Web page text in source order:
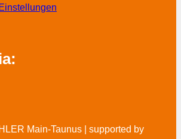
Main-Taunus | supported by